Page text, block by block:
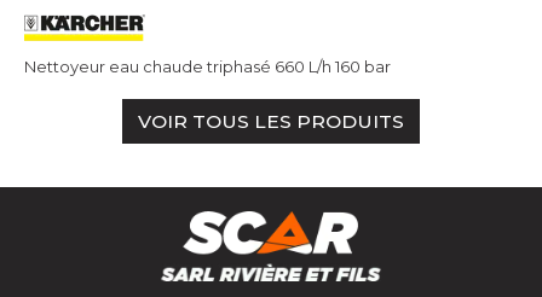
Nettoyeur eau chaude triphasé 660 L/h 160 bar
VOIR TOUS LES PRODUITS